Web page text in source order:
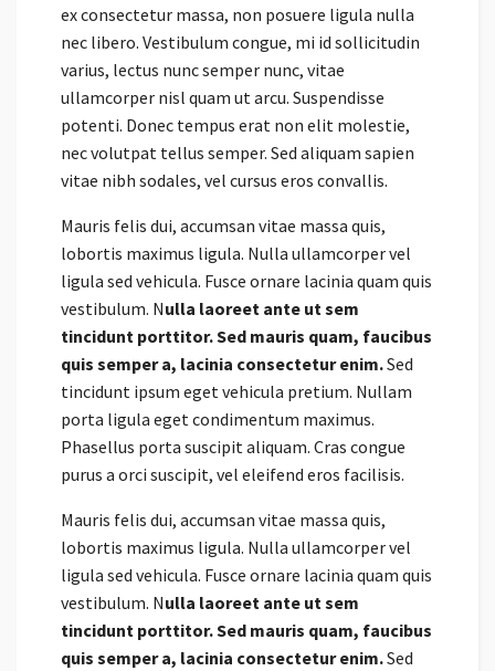
ex consectetur massa, non posuere ligula nulla
nec libero. Vestibulum congue, mi id sollicitudin
varius, lectus nunc semper nunc, vitae
ullamcorper nisl quam ut arcu. Suspendisse
potenti. Donec tempus erat non elit molestie,
nec volutpat tellus semper. Sed aliquam sapien
vitae nibh sodales, vel cursus eros convallis.
Mauris felis dui, accumsan vitae massa quis,
lobortis maximus ligula. Nulla ullamcorper vel
ligula sed vehicula. Fusce ornare lacinia quam quis
vestibulum. Nulla laoreet ante ut sem
tincidunt porttitor. Sed mauris quam, faucibus
quis semper a, lacinia consectetur enim.Sed
tincidunt ipsum eget vehicula pretium. Nullam
porta ligula eget condimentum maximus.
Phasellus porta suscipit aliquam. Cras congue
purus a orci suscipit, vel eleifend eros facilisis.
Mauris felis dui, accumsan vitae massa quis,
lobortis maximus ligula. Nulla ullamcorper vel
ligula sed vehicula. Fusce ornare lacinia quam quis
vestibulum. Nulla laoreet ante ut sem
tincidunt porttitor. Sed mauris quam, faucibus
quis semper a, lacinia consectetur enim.Sed